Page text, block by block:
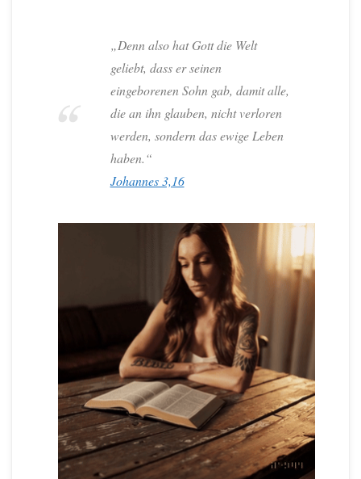
„Denn also hat Gott die Welt
geliebt, dass er seinen
eingeborenen Sohn gab, damit alle,
die an ihn glauben, nicht verloren
werden, sondern das ewige Leben
haben.“
Johannes 3,16